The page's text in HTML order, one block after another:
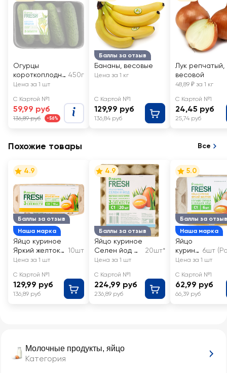
Молочные продукты, яйцо
Категория
Огурцы
короткоплодны
е колючие
450г
Цена за 1 шт
С Картой №1
59,99 руб
136,89 руб -56%
Баллы за отзыв
Бананы, весовые
Цена за 1 кг
С Картой №1
129,99 руб
136,84 руб
Лук репчатый,
весовой
48,89 ₽ за 1 кг
С Картой №1
24,45 руб
25,74 руб
Похожие товары Все
Баллы за отзыв
Наша марка
4.9
Яйцо куриное
Яркий желток
СО ЛЕНТА
10шт
Цена за 1 шт
С Картой №1
129,99 руб
136,89 руб
Баллы за отзыв
4.9
Яйцо куриное
Селен йод С1
ЛЕНТА FRESH
20шт*
Цена за 1 шт
С Картой №1
224,99 руб
236,89 руб
Баллы за отзыв
Наша марка
5.0
Яйцо
курино
е
желток
С1
ЛЕНТА
6шт
Цена за 1 шт
С Картой №1
62,99 руб
66,39 руб